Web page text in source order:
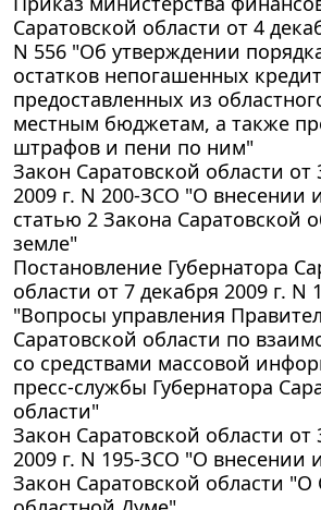
Саратовской области от 4
N 556 "Об утверждении
остатков непогашенных
предоставленных из
местным бюджетам, а также
штрафов и пени по ним"
Закон Саратовской области от
2009 г. N 200-ЗСО "О внесении
статью 2 Закона Саратовской
земле"
Постановление Губернатора
области от 7 декабря 2009 г. N
"Вопросы управления
Саратовской области по
со средствами массовой
пресс-службы Губернатора
области"
Закон Саратовской области от
2009 г. N 195-ЗСО "О внесении
Закон Саратовской области "О